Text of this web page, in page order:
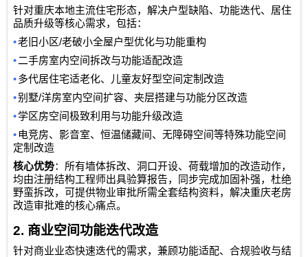
针对重庆本地主流住宅形态，解决户型缺陷、功能迭代、居住
品质升级等核心需求，包括：
•老旧小区/老破小全屋户型优化与功能重构
• 二手房室内空间拆改与功能适配改造
•多代居住宅适老化、儿童友好型空间定制改造
•别墅/洋房室内空间扩容、夹层搭建与功能分区改造
•学区房空间极致利用与功能升级改造
•电竞房、影音室、恒温储藏间、无障碍空间等特殊功能空间
定制改造
核心优势：所有墙体拆改、洞口开设、荷载增加的改造动作，
均由注册结构工程师出具验算报告，同步完成加固补强，杜绝
野蛮拆改，可提供物业审批所需全套结构资料，解决重庆老房
改造审批难的核心痛点。
2. 商业空间功能迭代改造
针对商业业态快速迭代的需求，兼顾功能适配、合规验收与结